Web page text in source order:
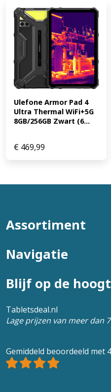
Ulefone Armor Pad 4
Ultra Thermal WiFi+5G
8GB/256GB Zwart (6...
€ 469,99
Assortiment
Navigatie
Blijf op de
Tabletsdeal.nl
Lage prijzen van meer dan
Gemiddeld beoordeeld met